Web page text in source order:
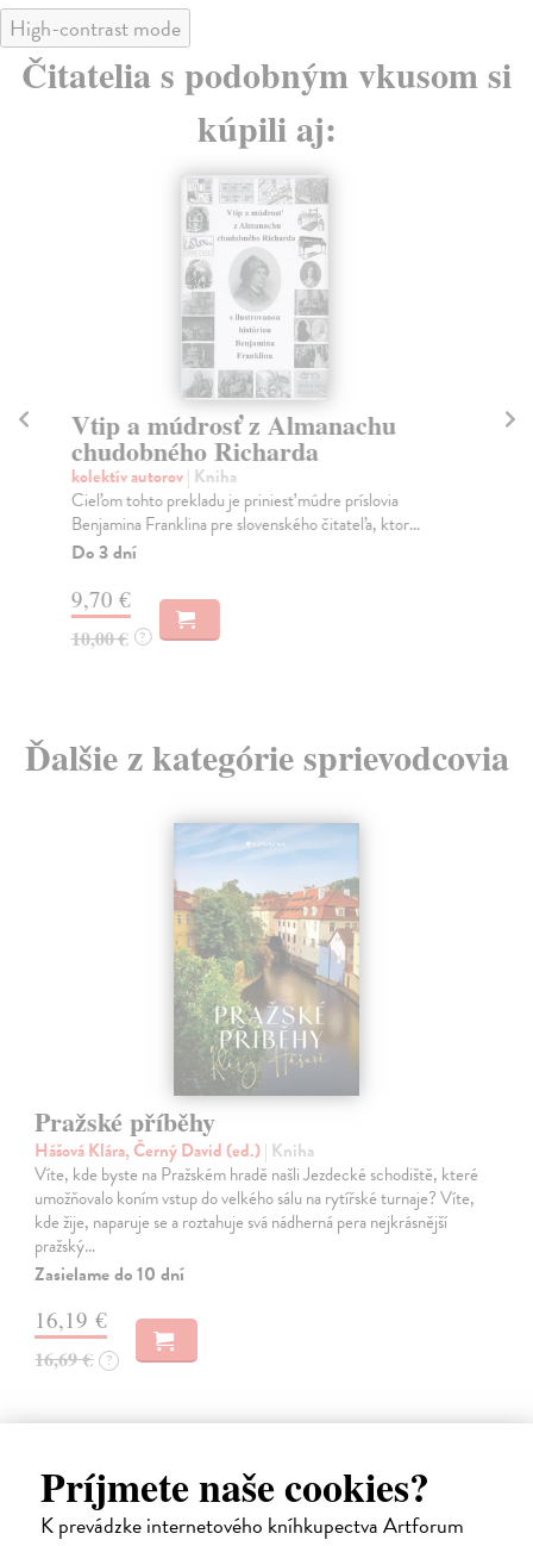
Príjmete naše cookies?
K prevádzke internetového kníhkupectva Artforum
High-contrast mode
Čitatelia s podobným vkusom si
kúpili aj:
Vtip a múdrosť z Almanachu
chudobného Richarda
kolektív autorov| Kniha
Cieľom tohto prekladu je priniesť múdre príslovia
Benjamina Franklina pre slovenského čitateľa, ktor...
Do 3 dní
9,70 €
10,00 € ?
Ďalšie z kategórie sprievodcovia
Pražské příběhy
Hášová Klára, Černý David (ed.)| Kniha
Víte, kde byste na Pražském hradě našli Jezdecké schodiště, které
umožňovalo koním vstup do velkého sálu na rytířské turnaje? Víte,
kde žije, naparuje se a roztahuje svá nádherná pera nejkrásnější
pražský…
Zasielame do 10 dní
16,19 €
16,69 € ?
na sklade